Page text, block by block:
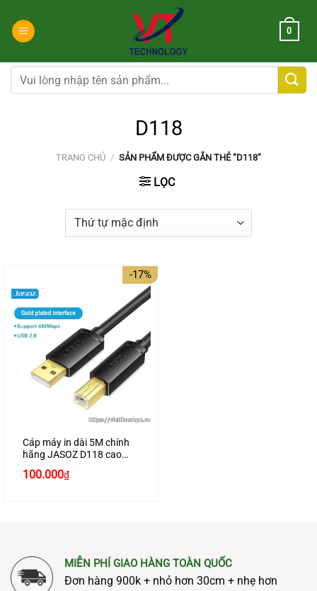
đến
dung
0
Tìm
kiếm:
D118
TRANG CHỦ / SẢN PHẨM ĐƯỢC GẮN THẺ “D118”
LỌC
-17%
Cáp máy in dài 5M chính
hãng JASOZ D118 cao
Giá
100.000₫Giá
hiện
MIỄN PHÍ GIAO HÀNG TOÀN QUỐC
Đơn hàng 900k + nhỏ hơn 30cm + nhẹ hơn